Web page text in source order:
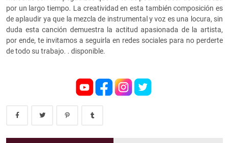
por un largo tiempo. La creatividad en esta también composición es
de aplaudir ya que la mezcla de instrumental y voz es una locura, sin
duda esta canción demuestra la actitud apasionada de la artista,
por ende, te invitamos a seguirla en redes sociales para no perderte
de todo su trabajo. . disponible.